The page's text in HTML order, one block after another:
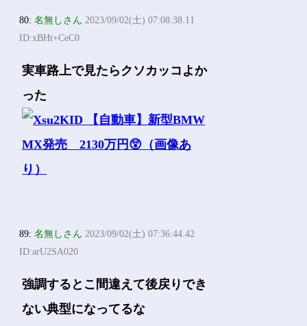
80:名無しさん 2023/09/02(土) 07:08:38.11
ID:xBHt+CeC0
実車路上で見たらクソカッコよか
った
89:名無しさん 2023/09/02(土) 07:36:44.42
ID:arU2SA020
強調するとこ間違えて後戻りでき
ない典型になってるな